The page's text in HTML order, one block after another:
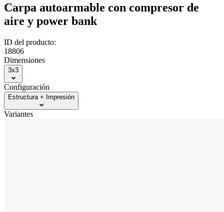
Carpa autoarmable con compresor de
aire y power bank
ID del producto:
18806
Dimensiones
3x3
Configuración
Estructura + Impresión
Variantes